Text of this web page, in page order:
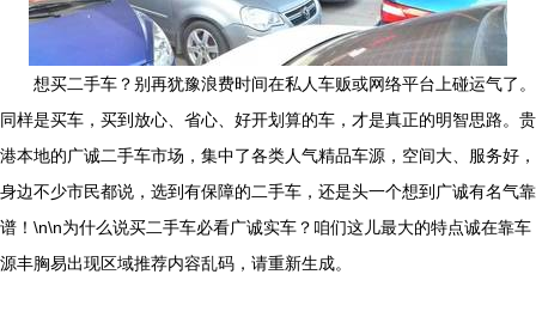
想买二手车？别再犹豫浪费时间在私人车贩或网络平台上碰运气了。
同样是买车，买到放心、省心、好开划算的车，才是真正的明智思路。贵
港本地的广诚二手车市场，集中了各类人气精品车源，空间大、服务好，
身边不少市民都说，选到有保障的二手车，还是头一个想到广诚有名气靠
谱！\n\n为什么说买二手车必看广诚实车？咱们这儿最大的特点诚在靠车
源丰胸易出现区域推荐内容乱码，请重新生成。